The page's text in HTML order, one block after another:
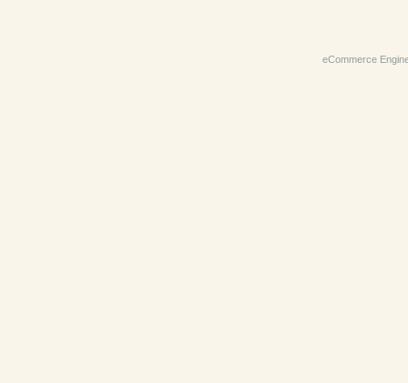
eCommerce